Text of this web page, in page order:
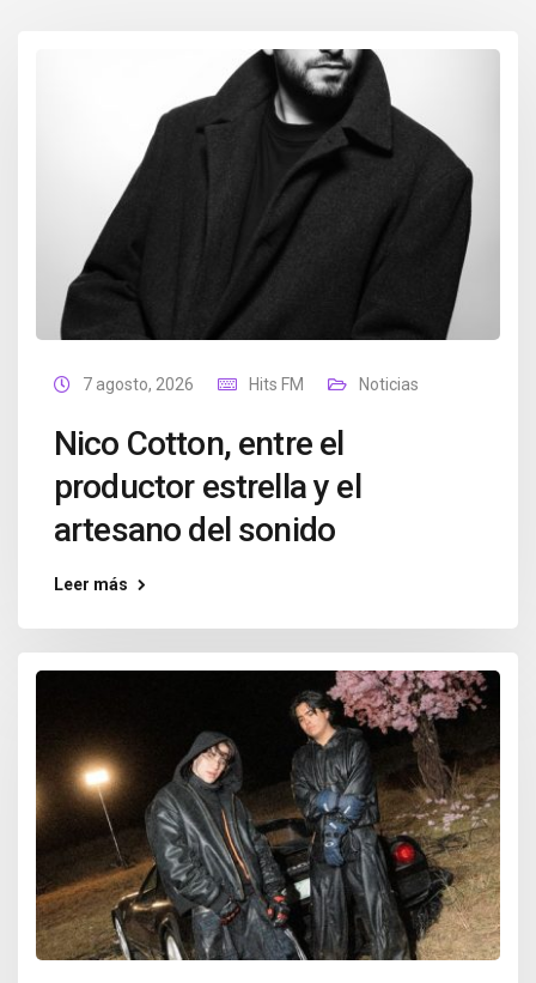
7 agosto, 2026 Hits FM Noticias
Nico Cotton, entre el
productor estrella y el
artesano del sonido
Leer más